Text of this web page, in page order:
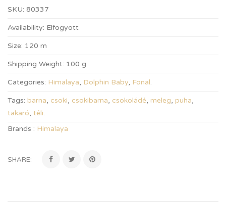
SKU: 80337
Availability: Elfogyott
Size: 120 m
Shipping Weight: 100 g
Categories: Himalaya, Dolphin Baby, Fonal.
Tags: barna, csoki, csokibarna, csokoládé, meleg, puha,
takaró, téli.
Brands : Himalaya
SHARE: